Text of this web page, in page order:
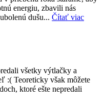
energiu, zbavili nás
dušu... Čítať viac
všetky výtlačky a
:( Teoreticky však môžete
ktoré ešte nepredali